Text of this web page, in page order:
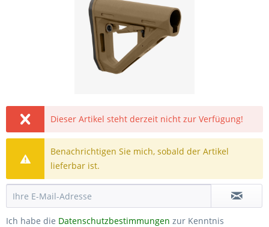
Dieser Artikel steht derzeit nicht zur Verfügung!
Benachrichtigen Sie mich, sobald der Artikel
lieferbar ist.
Ich habe die Datenschutzbestimmungen zur Kenntnis